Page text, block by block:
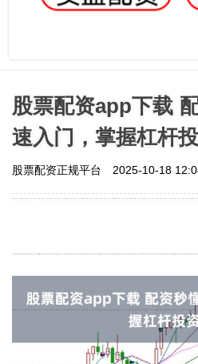
股票配资app下载
速入门，掌握杠杆
股票配资正规平台 2025-10-18